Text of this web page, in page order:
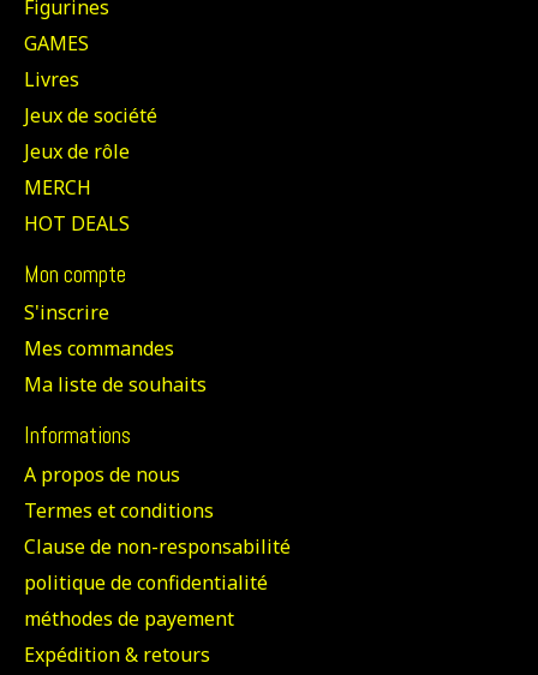
Figurines
GAMES
Livres
Jeux de société
Jeux de rôle
MERCH
HOT DEALS
Mon compte
S'inscrire
Mes commandes
Ma liste de souhaits
Informations
A propos de nous
Termes et conditions
Clause de non-responsabilité
politique de confidentialité
méthodes de payement
Expédition & retours